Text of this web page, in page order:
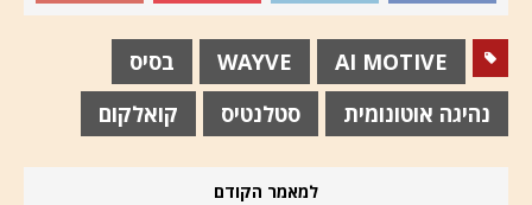
AI MOTIVE
WAYVE
בסיס
נהיגה אוטונומית
סטלנטיס קואלקום
למאמר הקודם